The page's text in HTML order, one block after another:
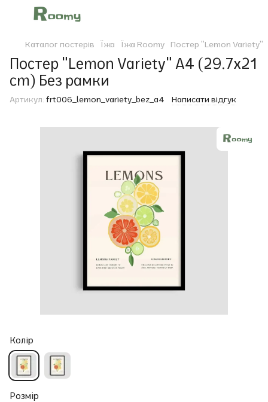
Каталог постерів Їжа Їжа Roomy Постер "Lemon Variety"
Постер "Lemon Variety" A4 (29.7x21
cm) Без рамки
Артикул: frt006_lemon_variety_bez_a4 Написати відгук
Колір
Розмір